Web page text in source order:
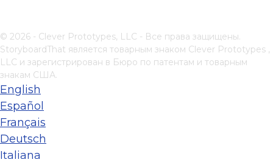
© 2026 - Clever Prototypes, LLC - Все права защищены.
StoryboardThat является товарным знаком Clever Prototypes ,
LLC и зарегистрирован в Бюро по патентам и товарным
знакам США.
English
Español
Français
Deutsch
Italiana